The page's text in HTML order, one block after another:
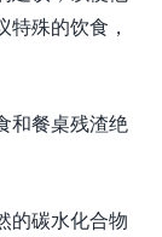
殊的饮食，
和餐桌残渣绝
的碳水化合物